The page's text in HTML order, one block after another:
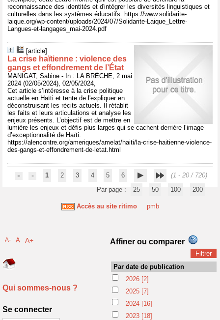
reconnaissance des identités et d'intégrer les diversités linguistiques et
culturelles dans les systèmes éducatifs. https://www.solidarite-
laique.org/wp-content/uploads/2024/07/Solidarite-Laique_Lettre-
Langues-et-langages_mai-2024.pdf
[article]
La crise haïtienne : violence des
gangs et effondrement de l’État
MANIGAT, Sabine - In : LA BRÈCHE, 2 mai
2024 (02/05/2024), 02/05/2024,
Cet article s’intéresse à la crise politique
actuelle en Haïti et tente de l'expliquer en
déconstruisant les récits actuels. Il rétablit
les faits et leurs articulations et analyse les
enjeux présents. L’objectif est de mettre en
lumière les enjeux et défis plus larges qui se cachent derrière l’image
d’exceptionnalité de Haïti.
https://alencontre.org/ameriques/amelat/haiti/la-crise-haitienne-violence-
des-gangs-et-effondrement-de-letat.html
1 2 3 4 5 6
(1 - 20 / 720)
Par page :
25 50 100 200
Accès au site ritimo pmb
A- A A+
Qui sommes-nous ?
Se connecter
Affiner ou comparer
Par date de publication
2026 [2]
2025 [7]
2024 [16]
2023 [18]